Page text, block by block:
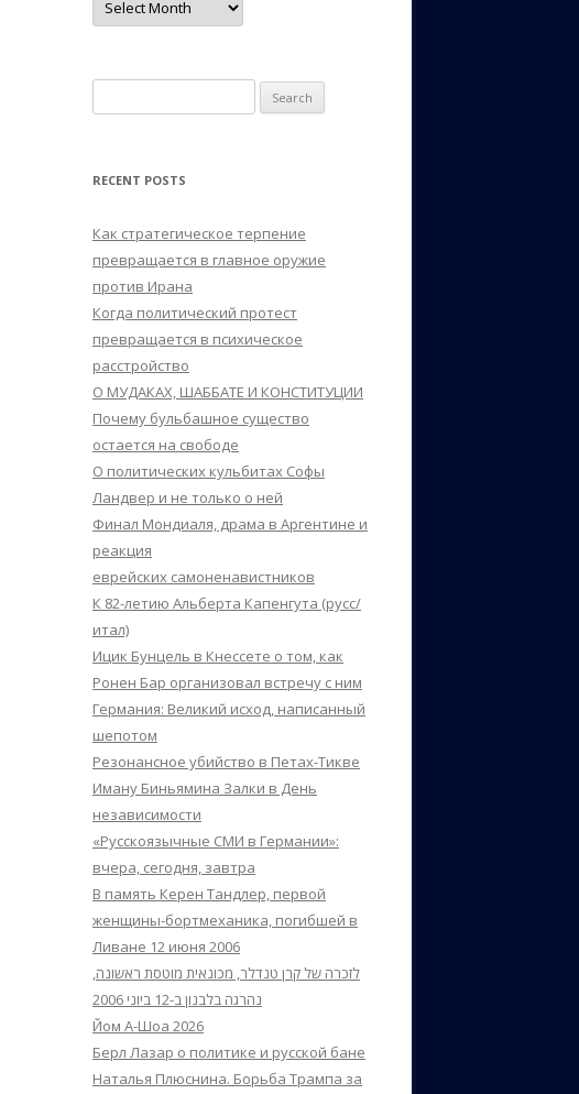
for:
RECENT POSTS
Как стратегическое терпение
превращается в главное оружие
против Ирана
Когда политический протест
превращается в психическое
расстройство
О МУДАКАХ, ШАББАТЕ И КОНСТИТУЦИИ
Почему бульбашное существо
остается на свободе
О политических кульбитах Софы
Ландвер и не только о ней
Финал Мондиаля, драма в Аргентине и
реакция
еврейских самоненавистников
К 82-летию Альберта Капенгута (русс/
итал)
Ицик Бунцель в Кнессете о том, как
Ронен Бар организовал встречу с ним
Германия: Великий исход, написанный
шепотом
Резонансное убийство в Петах-Тикве
Иману Биньямина Залки в День
независимости
«Русскоязычные СМИ в Германии»:
вчера, сегодня, завтра
В память Керен Тандлер, первой
женщины-бортмеханика, погибшей в
Ливане 12 июня 2006
לזכרה של קרן טנדלר, מכונאית מוטסת ראשונה,
נהרגה בלבנון ב-12 ביוני 2006
Йом А-Шоа 2026
Берл Лазар о политике и русской бане
Наталья Плюснина. Борьба Трампа за